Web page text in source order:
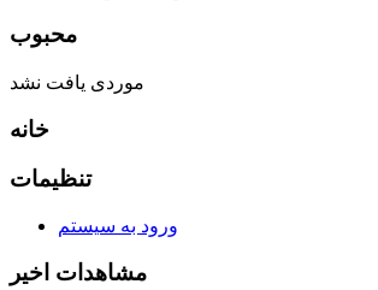
محبوب
موردی یافت نشد
خانه
تنظیمات
ورود به سیستم
مشاهدات اخیر